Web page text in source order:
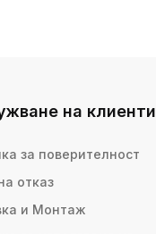
на клиенти
за поверителност
отказ
и Монтаж